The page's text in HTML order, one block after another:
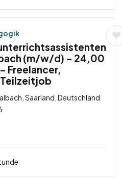
(m/w/d) – 24,00
Freelancer,
Saarland, Deutschland